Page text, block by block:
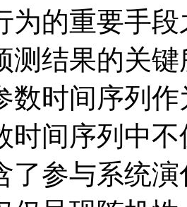
为的重要手
测结果的关
数时间序列
时间序列中
了参与系统